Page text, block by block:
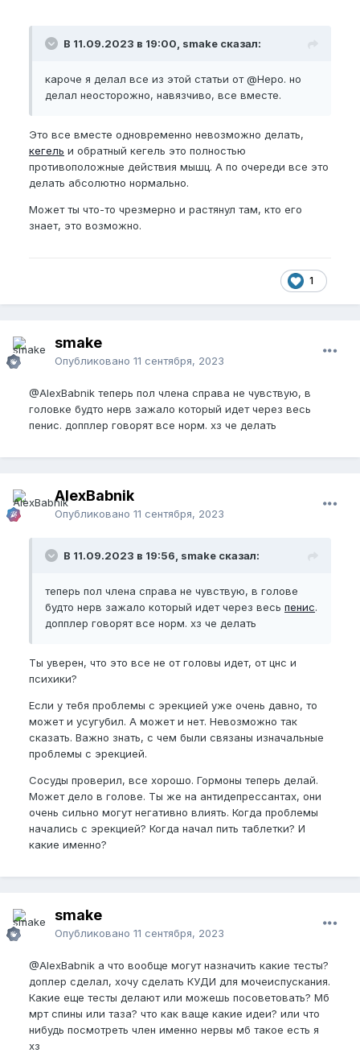
В 11.09.2023 в 19:00, smake сказал:
кароче я делал все из этой статьи от@Нерo. но
делал неосторожно, навязчиво, все вместе.
Это все вместе одновременно невозможно делать,
кегель и обратный кегель это полностью
противоположные действия мышц. А по очереди все это
делать абсолютно нормально.
Может ты что-то чрезмерно и растянул там, кто его
знает, это возможно.
1
smake
Опубликовано 11 сентября, 2023
@AlexBabnik теперь пол члена справа не чувствую, в
головке будто нерв зажало который идет через весь
пенис. допплер говорят все норм. хз че делать
AlexBabnik
Опубликовано 11 сентября, 2023
В 11.09.2023 в 19:56, smake сказал:
теперь пол члена справа не чувствую, в голове
будто нерв зажало который идет через весь пенис.
допплер говорят все норм. хз че делать
Ты уверен, что это все не от головы идет, от цнс и
психики?
Если у тебя проблемы с эрекцией уже очень давно, то
может и усугубил. А может и нет. Невозможно так
сказать. Важно знать, с чем были связаны изначальные
проблемы с эрекцией.
Сосуды проверил, все хорошо. Гормоны теперь делай.
Может дело в голове. Ты же на антидепрессантах, они
очень сильно могут негативно влиять. Когда проблемы
начались с эрекцией? Когда начал пить таблетки? И
какие именно?
smake
Опубликовано 11 сентября, 2023
@AlexBabnik а что вообще могут назначить какие тесты?
доплер сделал, хочу сделать КУДИ для мочеиспускания.
Какие еще тесты делают или можешь посоветовать? Мб
мрт спины или таза? что как ваще какие идеи? или что
нибудь посмотреть член именно нервы мб такое есть я
хз